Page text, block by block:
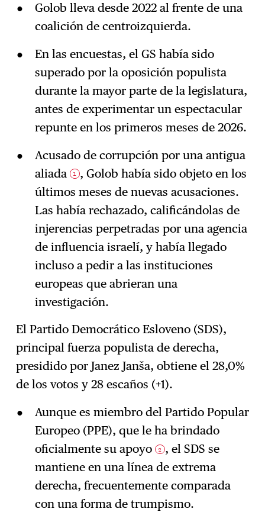
Golob lleva desde 2022 al frente de una
coalición de centroizquierda.
En las encuestas, el GS había sido
superado por la oposición populista
durante la mayor parte de la legislatura,
antes de experimentar un espectacular
repunte en los primeros meses de 2026.
Acusado de corrupción por una antigua
aliada
1 , Golob había sido objeto en los
últimos meses de nuevas acusaciones.
Las había rechazado, calificándolas de
injerencias perpetradas por una agencia
de influencia israelí, y había llegado
incluso a pedir a las instituciones
europeas que abrieran una
investigación.
El Partido Democrático Esloveno (SDS),
principal fuerza populista de derecha,
presidido por Janez Janša, obtiene el 28,0%
de los votos y 28 escaños (+1).
Aunque es miembro del Partido Popular
Europeo (PPE), que le ha brindado
oficialmente su apoyo
2 , el SDS se
mantiene en una línea de extrema
derecha, frecuentemente comparada
con una forma de trumpismo.